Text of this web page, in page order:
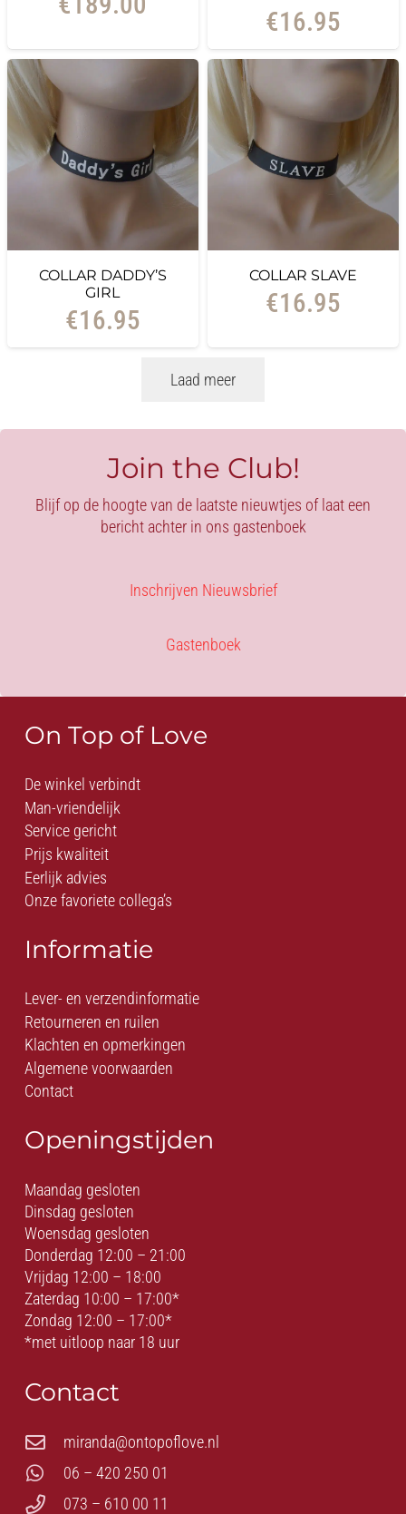
€16.95
COLLAR DADDY’S
GIRL
€16.95
COLLAR SLAVE
€16.95
Laad meer
Join the Club!
Blijf op de hoogte van de laatste nieuwtjes of laat een
bericht achter in ons gastenboek
Inschrijven Nieuwsbrief
Gastenboek
On Top of Love
De winkel verbindt
Man-vriendelijk
Service gericht
Prijs kwaliteit
Eerlijk advies
Onze favoriete collega’s
Informatie
Lever- en verzendinformatie
Retourneren en ruilen
Klachten en opmerkingen
Algemene voorwaarden
Contact
Openingstijden
Maandag gesloten
Dinsdag gesloten
Woensdag gesloten
Donderdag 12:00 – 21:00
Vrijdag 12:00 – 18:00
Zaterdag 10:00 – 17:00*
Zondag 12:00 – 17:00*
*met uitloop naar 18 uur
Contact
miranda@ontopoflove.nl
06 – 420 250 01
073 – 610 00 11